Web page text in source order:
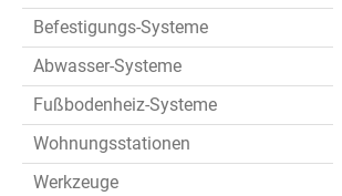
Befestigungs-Systeme
Abwasser-Systeme
Fußbodenheiz-Systeme
Wohnungsstationen
Werkzeuge